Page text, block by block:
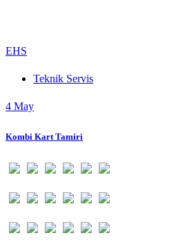
EHS
Teknik Servis
4 May
Kombi Kart Tamiri